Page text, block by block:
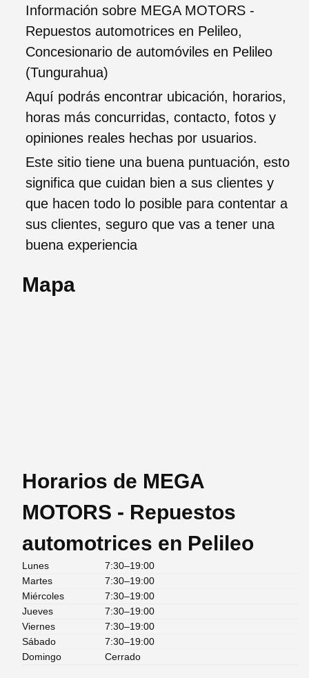
Información sobre MEGA MOTORS -
Repuestos automotrices en Pelileo,
Concesionario de automóviles en Pelileo
(Tungurahua)
Aquí podrás encontrar ubicación, horarios,
horas más concurridas, contacto, fotos y
opiniones reales hechas por usuarios.
Este sitio tiene una buena puntuación, esto
significa que cuidan bien a sus clientes y
que hacen todo lo posible para contentar a
sus clientes, seguro que vas a tener una
buena experiencia
Mapa
Horarios de MEGA
MOTORS - Repuestos
automotrices en Pelileo
Lunes
7:30–19:00
Martes
7:30–19:00
Miércoles
7:30–19:00
Jueves
7:30–19:00
Viernes
7:30–19:00
Sábado
7:30–19:00
Domingo
Cerrado